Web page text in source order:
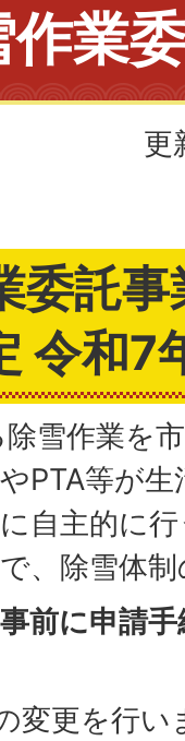
業
更
委託事
令和7
雪作業を
PTA等が
自主的に
、除雪体
前に申請
変更を行